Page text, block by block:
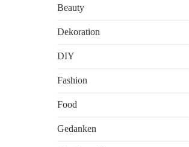
Beauty
Dekoration
DIY
Fashion
Food
Gedanken